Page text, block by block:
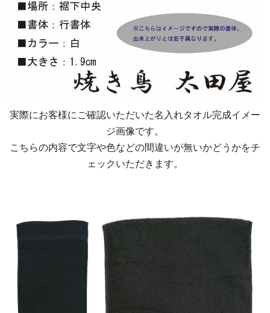
実際にお客様にご確認いただいた名入れタオル完成イメー
ジ画像です。
こちらの内容で文字や色などの間違いが無いかどうかをチ
ェックいただきます。